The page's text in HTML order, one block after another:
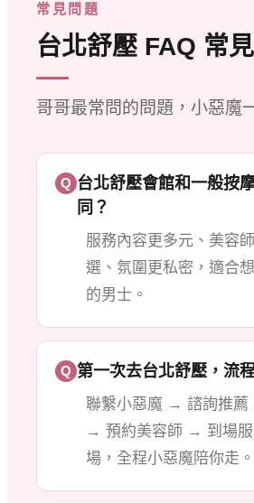
常見問題
台北舒壓 FAQ 常
哥哥最常問的問題，小惡魔
Q 台北舒壓會館和一般按
同？
服務內容更多元、美容
選、氛圍更私密，適合
的男士。
Q 第一次去台北舒壓，流
聯繫小惡魔 → 諮詢推
→ 預約美容師 → 到場
場，全程小惡魔陪你走。